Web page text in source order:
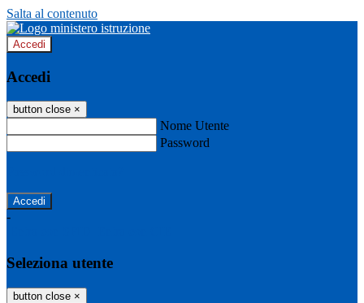
Salta al contenuto
Accedi
Accedi
button close ×
Nome Utente
Password
-
Seleziona utente
button close ×